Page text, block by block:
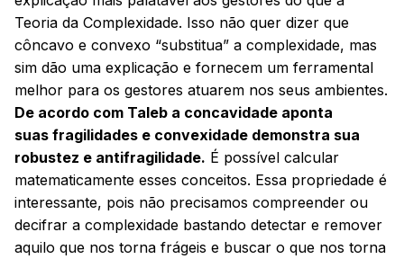
Teoria da Complexidade. Isso não quer dizer que
côncavo e convexo “substitua” a complexidade, mas
sim dão uma explicação e fornecem um ferramental
melhor para os gestores atuarem nos seus ambientes.
De acordo com Taleb a concavidade aponta
suas fragilidades e convexidade demonstra sua
robustez e antifragilidade. É possível calcular
matematicamente esses conceitos. Essa propriedade é
interessante, pois não precisamos compreender ou
decifrar a complexidade bastando detectar e remover
aquilo que nos torna frágeis e buscar o que nos torna